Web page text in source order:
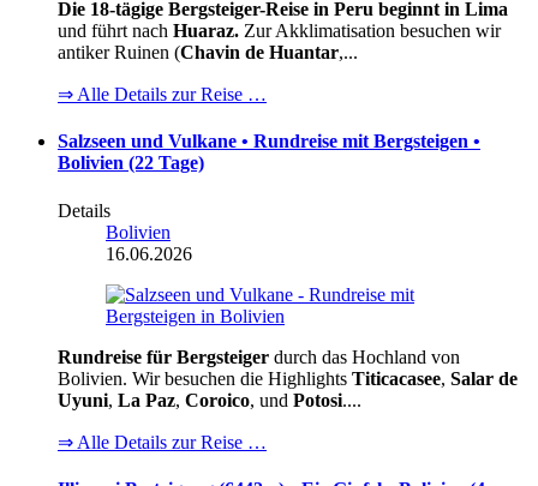
Die 18-tägige Bergsteiger-Reise in Peru beginnt in Lima
und führt nach Huaraz. Zur Akklimatisation besuchen wir
antiker Ruinen (Chavin de Huantar,...
⇒ Alle Details zur Reise …
Salzseen und Vulkane • Rundreise mit Bergsteigen •
Bolivien (22 Tage)
Details
Bolivien
16.06.2026
Rundreise für Bergsteiger durch das Hochland von
Bolivien. Wir besuchen die Highlights Titicacasee, Salar de
Uyuni, La Paz, Coroico, und Potosi....
⇒ Alle Details zur Reise …